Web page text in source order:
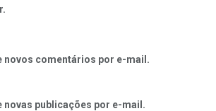
novos comentários por e-mail.
novas publicações por e-mail.